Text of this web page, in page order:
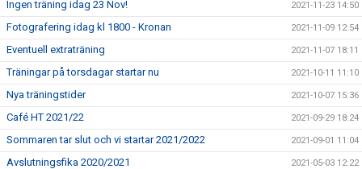
Ingen träning idag 23 Nov! 2021-11-23 14:50
Fotografering idag kl 1800 - Kronan 2021-11-09 12:54
Eventuell extraträning 2021-11-07 18:11
Träningar på torsdagar startar nu 2021-10-11 11:10
Nya träningstider 2021-10-07 15:36
Café HT 2021/22 2021-09-29 18:24
Sommaren tar slut och vi startar 2021/2022 2021-09-01 11:04
Avslutningsfika 2020/2021 2021-05-03 12:22